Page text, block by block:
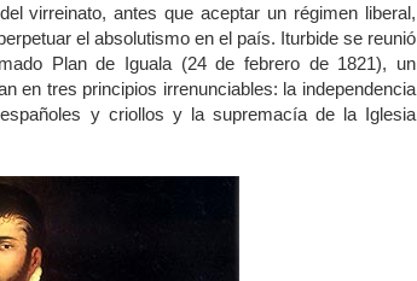
virreinato, antes que aceptar un régimen liberal,
el absolutismo en el país. Iturbide se reunió
Plan de Iguala (24 de febrero de 1821), un
en tres principios irrenunciables: la independencia
y criollos y la supremacía de la Iglesia